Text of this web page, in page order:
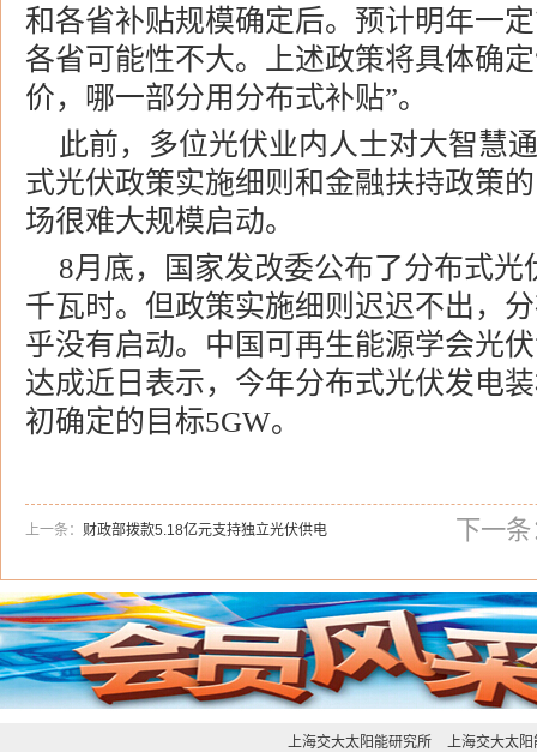
和各省补贴规模确定后。预计明年一
各省可能性不大。上述政策将具体确
价，哪一部分用分布式补贴”。
此前，多位光伏业内人士对大智慧
式光伏政策实施细则和金融扶持政策
场很难大规模启动。
8月底，
国家发改委公布了分布式光
千瓦时。但政策实施细则迟迟不出，
乎没有启动。中国可再生能源学会光
达成近日表示，今年分布式光伏发电
初确定的目标5GW。
上一条： 财政部拨款5.18亿元支持独立光伏供电 下一条
上海交大太阳能研究所 上海交大太阳